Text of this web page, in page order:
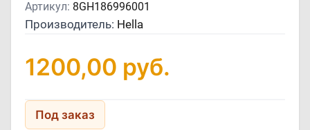
Артикул: 8GH186996001
Производитель: Hella
1200,00 руб.
Под заказ